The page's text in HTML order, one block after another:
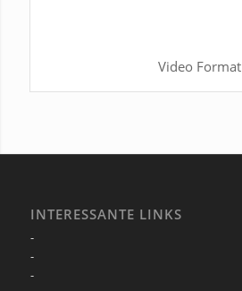
Video Format
INTERESSANTE LINKS
-
-
-